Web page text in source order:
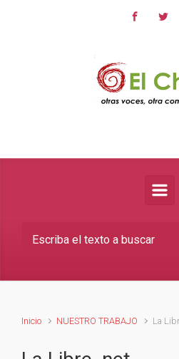
Saltar al contenido principal
Inicio NUESTRO TRABAJO La